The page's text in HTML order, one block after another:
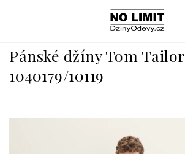
Pánské džíny Tom Tailor
1040179/10119